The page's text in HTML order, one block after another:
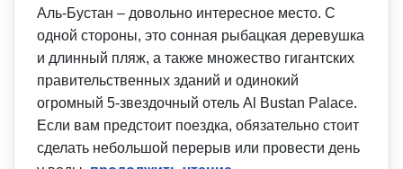
Аль-Бустан – довольно интересное место. С
одной стороны, это сонная рыбацкая деревушка
и длинный пляж, а также множество гигантских
правительственных зданий и одинокий
огромный 5-звездочный отель Al Bustan Palace.
Если вам предстоит поездка, обязательно стоит
сделать небольшой перерыв или провести день